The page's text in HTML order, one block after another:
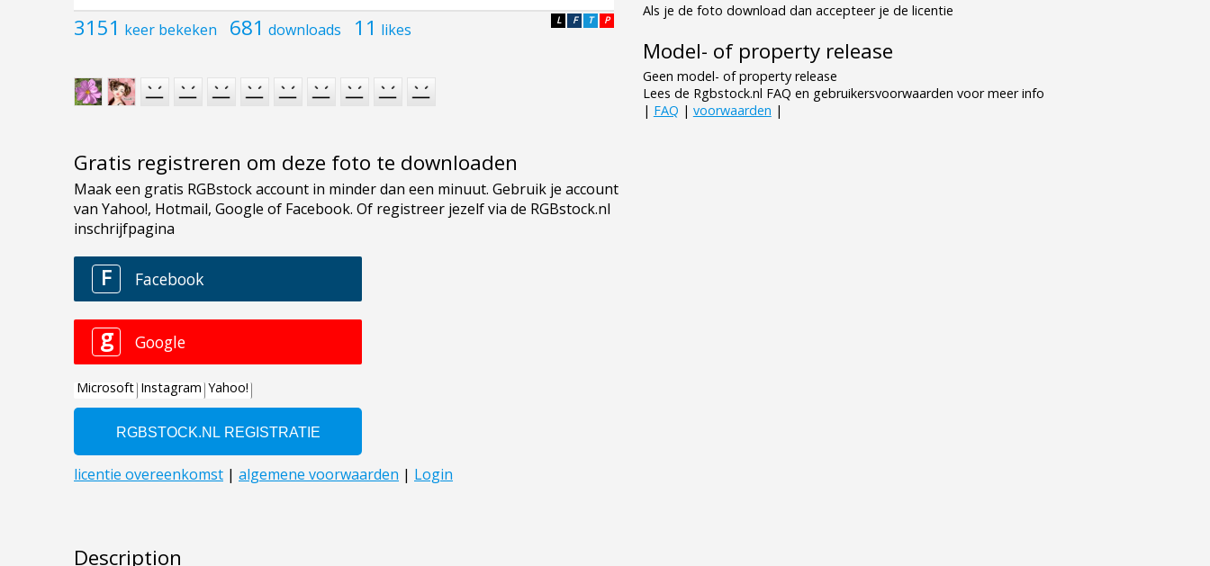
3151 keer bekeken 681 downloads 11 likes P
T
F
L
Gratis registreren om deze foto te downloaden
Description
Als je de foto download dan accepteer je de licentie
Model- of property release
Geen model- of property release
Lees de Rgbstock.nl FAQ en gebruikersvoorwaarden voor meer info
| FAQ | voorwaarden |